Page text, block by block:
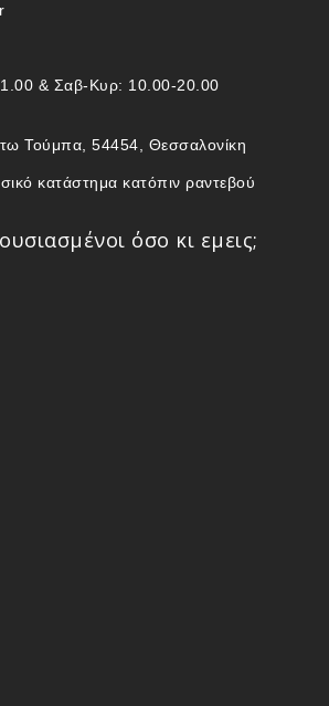
& Σαβ-Κυρ: 10.00-20.00
Τούμπα, 54454, Θεσσαλονίκη
κατάστημα κατόπιν ραντεβού
όσο κι εμεις;